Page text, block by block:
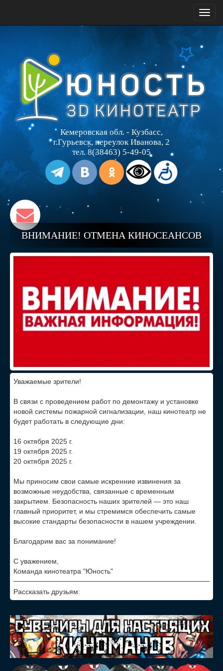
Toggle
Кемеровская обл. - Кузбасс,
г.Гурьевск, переулок Иванова, 2
тел. 8(38463) 5-49-05
ВНИМАНИЕ! ОТМЕНА КИНОСЕАНСОВ
Уважаемые зрители!
В связи с проведением работ по демонтажу и установке
новой системы пожарной сигнализации, наш кинотеатр не
будет работать в следующие дни:
16 октября 2025 г.
19 октября 2025 г.
20 октября 2025 г.
Мы приносим свои самые искренние извинения за
возможные неудобства, связанные с временным
закрытием. Безопасность наших зрителей — это наш
главный приоритет, и мы стремимся обеспечить самые
высокие стандарты безопасности в нашем учреждении.
Благодарим вас за понимание!
С уважением,
Команда кинотеатра "Юность"
Рассказать друзьям: